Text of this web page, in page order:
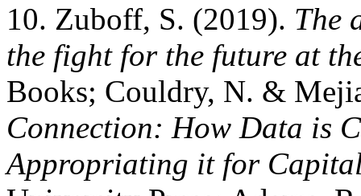
10. Zuboff, S. (2019). The
the fight for the future at
Books; Couldry, N. &
Connection: How Data is
Appropriating it for